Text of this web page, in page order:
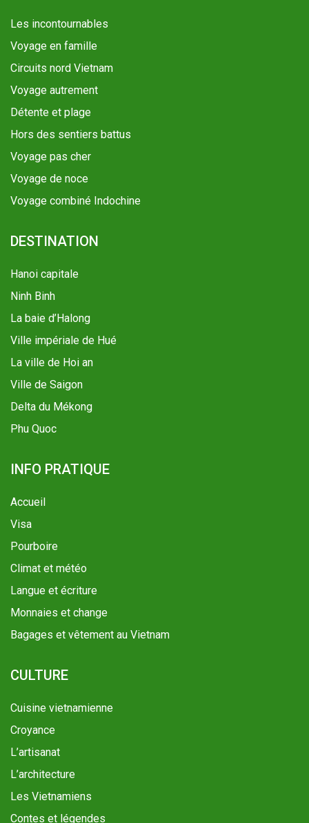
Les incontournables
Voyage en famille
Circuits nord Vietnam
Voyage autrement
Détente et plage
Hors des sentiers battus
Voyage pas cher
Voyage de noce
Voyage combiné Indochine
DESTINATION
Hanoi capitale
Ninh Binh
La baie d’Halong
Ville impériale de Hué
La ville de Hoi an
Ville de Saigon
Delta du Mékong
Phu Quoc
INFO PRATIQUE
Accueil
Visa
Pourboire
Climat et météo
Langue et écriture
Monnaies et change
Bagages et vêtement au Vietnam
CULTURE
Cuisine vietnamienne
Croyance
L’artisanat
L’architecture
Les Vietnamiens
Contes et légendes